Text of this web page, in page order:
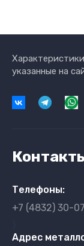
указанные на
Телефоны:
+7 (4832) 30-
Адрес